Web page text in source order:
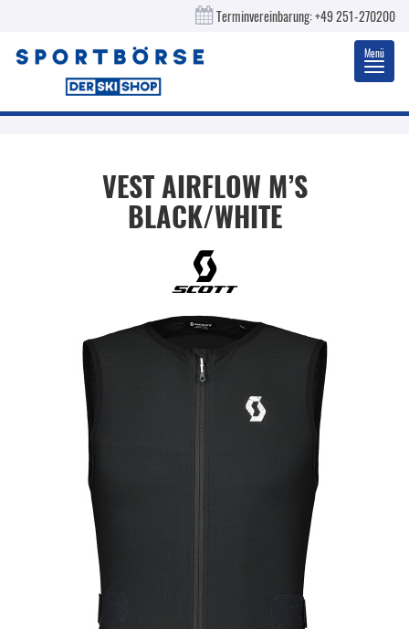
Terminvereinbarung:+49 251-270200
Menü
VEST AIRFLOW M’S
BLACK/WHITE